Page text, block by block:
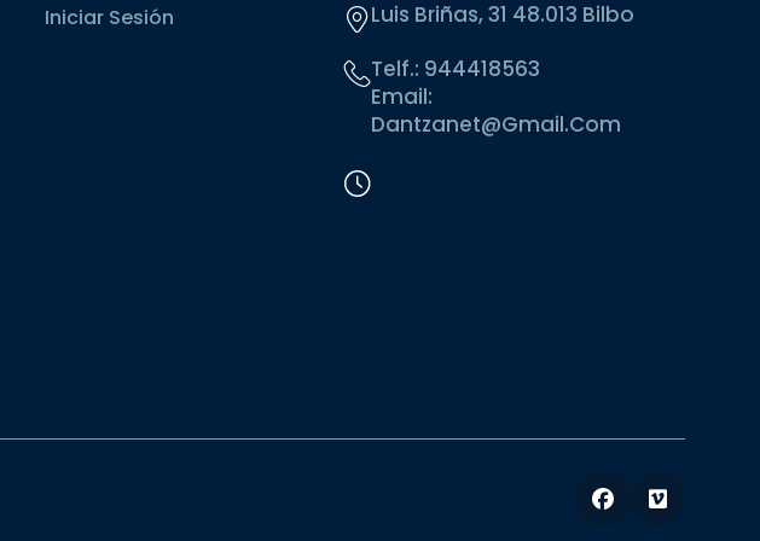
Iniciar Sesión
Luis Briñas, 31 48.013 Bilbo
Telf.: 944418563
Email:
Dantzanet@gmail.com
Facebook
Vimeo